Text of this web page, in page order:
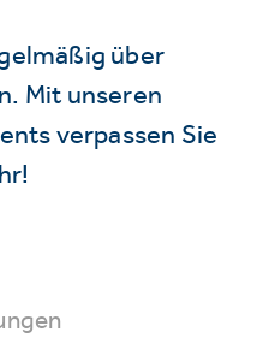
über
Mit unseren
verpassen Sie